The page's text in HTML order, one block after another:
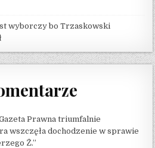
wyborczy bo Trzaskowski
Prawna triumfalnie
wszczęła dochodzenie w sprawie
Ż.”